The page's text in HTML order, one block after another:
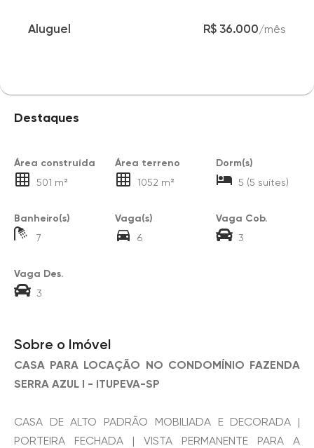
Aluguel R$ 36.000/mês
Destaques
Área construída
501 m²
Área terreno
1052 m²
Dorm(s)
5 (5 suítes)
Banheiro(s)
7
Vaga(s)
6
Vaga Cob.
3
Vaga Des.
3
Sobre o Imóvel
CASA PARA LOCAÇÃO NO CONDOMÍNIO FAZENDA
SERRA AZUL I - ITUPEVA-SP
CASA DE ALTO PADRÃO MOBILIADA E DECORADA |
PORTEIRA FECHADA | VISTA PERMANENTE PARA A